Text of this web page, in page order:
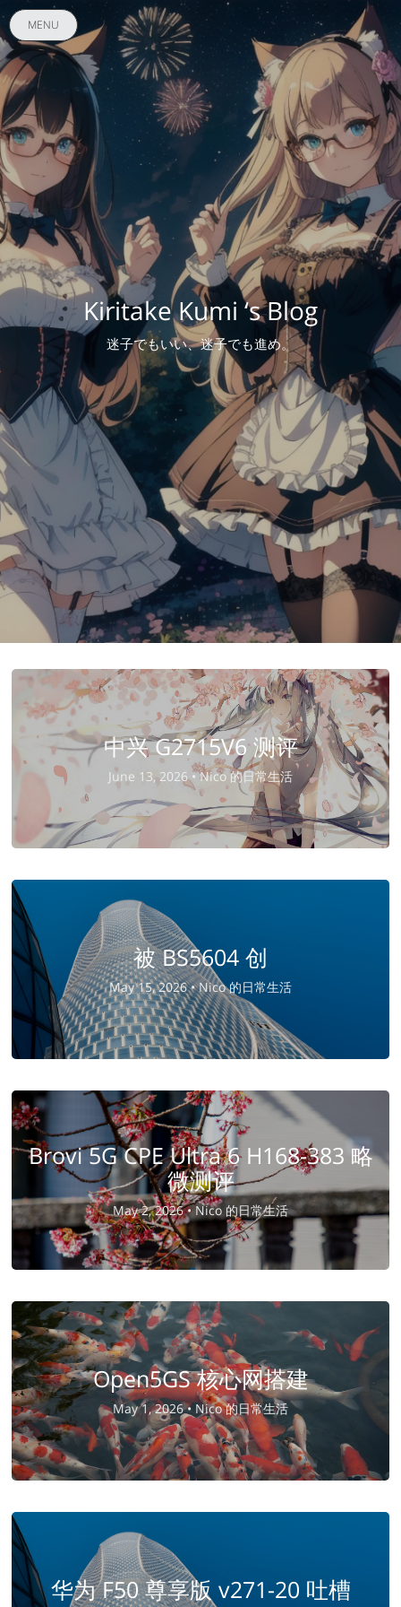
MENU
Kiritake Kumi ‘s Blog
迷子でもいい、迷子でも進め。
中兴 G2715V6 测评
June 13, 2026 •Nico 的日常生活
被 BS5604 创
May 15, 2026 •Nico 的日常生活
Brovi 5G CPE Ultra 6 H168-383 略
微测评
May 2, 2026 •Nico 的日常生活
Open5GS 核心网搭建
May 1, 2026 •Nico 的日常生活
华为 F50 尊享版 v271-20 吐槽